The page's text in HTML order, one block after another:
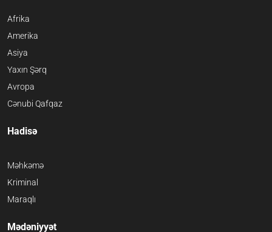
Afrika
Amerika
Asiya
Yaxın Şərq
Avropa
Cənubi Qafqaz
Hadisə
Məhkəmə
Kriminal
Maraqlı
Mədəniyyət